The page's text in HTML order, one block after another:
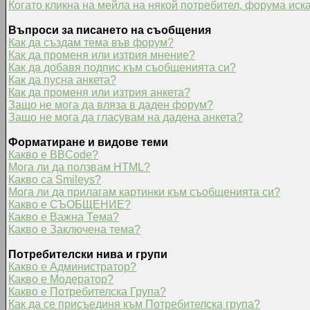
Когато кликна на мейла на някой потребител, форума
Въпроси за писането на съобщения
Как да създам тема във форум?
Как да променя или изтрия мнение?
Как да добавя подпис към съобщенията си?
Как да пусна анкета?
Как да променя или изтрия анкета?
Защо не мога да вляза в даден форум?
Защо не мога да гласувам на дадена анкета?
Форматиране и видове теми
Какво е BBCode?
Мога ли да ползвам HTML?
Какво са Smileys?
Мога ли да прилагам картинки към съобщенията си?
Какво е СЪОБЩЕНИЕ?
Какво е Важна Тема?
Какво е Заключена тема?
Потребителски нива и групи
Какво е Администратор?
Какво е Модератор?
Какво е Потребителска Група?
Как да се присъединя към Потребителска група?